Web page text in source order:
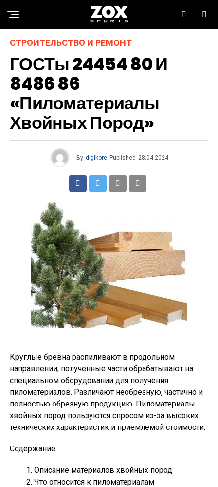
СТРОИТЕЛЬСТВО И РЕМОНТ
ГОСТы 24454 80 И
8486 86
«Пиломатериалы
Хвойных Пород»
By digikore Published 28.04.2024
Круглые бревна распиливают в продольном
направлении, полученные части обрабатывают на
специальном оборудовании для получения
пиломатериалов. Различают необрезную, частично и
полностью обрезную продукцию. Пиломатериалы
хвойных пород пользуются спросом из-за высоких
технических характеристик и приемлемой стоимости.
Содержание
Описание материалов хвойных пород
Что относится к пиломатериалам